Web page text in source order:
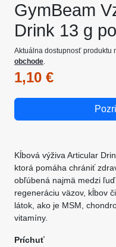
GymBeam
Drink 13 g
Aktuálna dostupnosť produktu
obchode.
1,10 €
Kĺbová výživa Articular
ktorá pomáha chrániť
obľúbená najmä medzi
regeneráciu väzov, kĺbov
látok, ako je MSM,
vitamíny.
Príchuť